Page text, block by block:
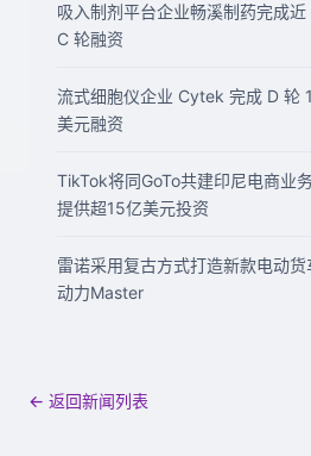
吸入制剂平台企业畅溪制药完成
C 轮融资
流式细胞仪企业 Cytek 完成 D 轮
美元融资
TikTok将同GoTo共建印尼电商业
提供超15亿美元投资
雷诺采用复古方式打造新款电动货
动力Master
← 返回新闻列表